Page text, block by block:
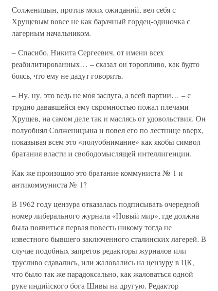
Солженицын, против моих ожиданий, вел себя с
Хрущевым вовсе не как барачный гордец-одиночка с
лагерным начальником.
– Спасибо, Никита Сергеевич, от имени всех
реабилитированных… – сказал он торопливо, как будто
боясь, что ему не дадут говорить.
– Ну, ну, это ведь не моя заслуга, а всей партии… – с
трудно дававшейся ему скромностью пожал плечами
Хрущев, на самом деле так и маслясь от удовольствия. Он
полуобнял Солженицына и повел его по лестнице вверх,
показывая всем это «полуобнимание» как якобы символ
братания власти и свободомыслящей интеллигенции.
Как же произошло это братание коммуниста № 1 и
антикоммуниста № 1?
В 1962 году цензура отказалась подписывать очередной
номер либерального журнала «Новый мир», где должна
была появиться первая повесть никому тогда не
известного бывшего заключенного сталинских лагерей. В
случае подобных запретов редакторы журналов или
трусливо сдавались, или жаловались на цензуру в ЦК,
что было так же парадоксально, как жаловаться одной
руке индийского бога Шивы на другую. Редактор